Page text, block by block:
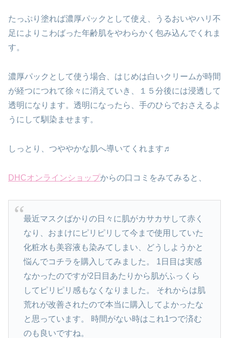
たっぷり塗れば濃厚パックとして使え、うるおいやハリ不
足によりこわばった年齢肌をやわらかく包み込んでくれま
す。
濃厚パックとして使う場合、はじめは白いクリームが時間
が経つにつれて徐々に消えていき、１５分後には浸透して
透明になります。透明になったら、手のひらでおさえるよ
うにして馴染ませます。
しっとり、つややかな肌へ導いてくれます♬
DHCオンラインショップからの口コミをみてみると、
最近マスクばかりの日々に肌がカサカサして赤く
なり、おまけにピリピリして今まで使用していた
化粧水も美容液も染みてしまい、どうしようかと
悩んでコチラを購入してみました。 1日目は実感
なかったのですが2日目あたりから肌がふっくら
してピリピリ感もなくなりました。 それからは肌
荒れが改善されたので本当に購入してよかったな
と思っています。 時間がない時はこれ1つで済む
のも良いですね。